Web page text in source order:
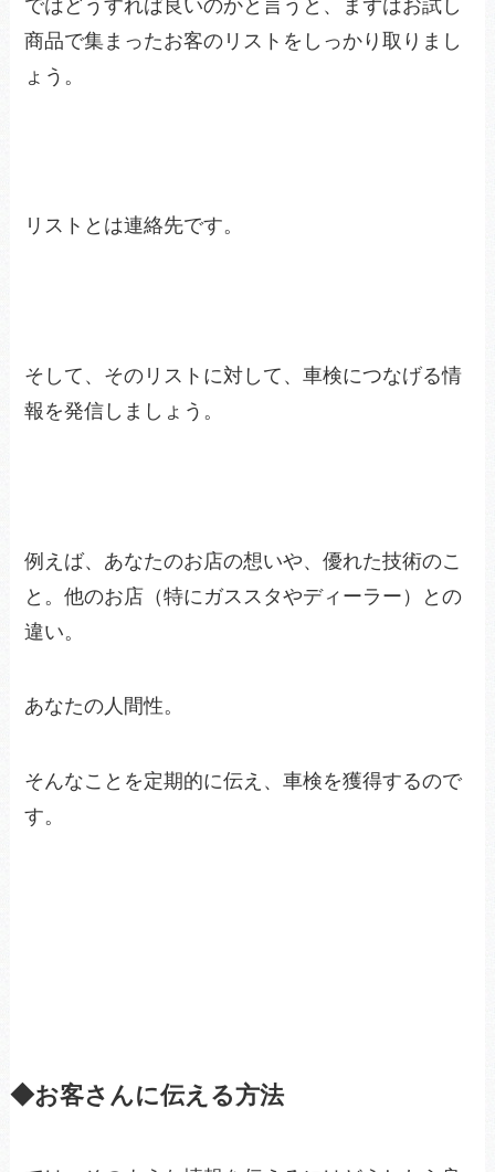
ではどうすれば良いのかと言うと、まずはお試し
商品で集まったお客のリストをしっかり取りまし
ょう。
リストとは連絡先です。
そして、そのリストに対して、車検につなげる情
報を発信しましょう。
例えば、あなたのお店の想いや、優れた技術のこ
と。他のお店（特にガススタやディーラー）との
違い。
あなたの人間性。
そんなことを定期的に伝え、車検を獲得するので
す。
◆お客さんに伝える方法